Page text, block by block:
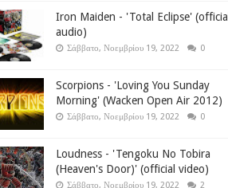
Iron Maiden - 'Total Eclipse' (official
audio)
Σάββατο, Νοεμβρίου 19, 2022 0
Scorpions - 'Loving You Sunday
Morning' (Wacken Open Air 2012)
Σάββατο, Νοεμβρίου 19, 2022 0
Loudness - 'Tengoku No Tobira
(Heaven's Door)' (official video)
Σάββατο, Νοεμβρίου 19, 2022 2